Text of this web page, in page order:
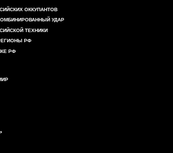
ОККУПАНТОВ
УДАР
ТЕХНИКИ
РФ
РФ